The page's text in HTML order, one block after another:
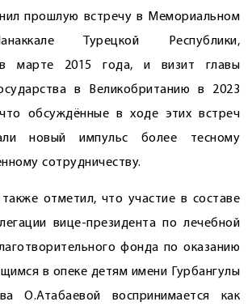
прошлую встречу в Мемориальном
Турецкой Республики,
в марте 2015 года, и визит главы
в Великобританию в 2023
обсуждённые в ходе этих встреч
новый импульс более тесному
сотрудничеству.
отметил, что участие в составе
вице-президента по лечебной
фонда по оказанию
в опеке детям имени Гурбангулы
О.Атабаевой воспринимается как